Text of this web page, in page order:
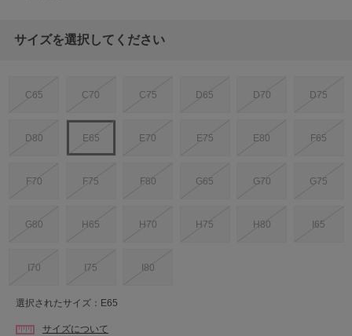
サイズを選択してください
C65 C70 C75 D65 D70 D75
D80 E65 E70 E75 E80 F65
F70 F75 F80 G65 G70 G75
G80 H65 H70 H75 H80 I65
I70 I75 I80
選択されたサイズ：E65
サイズについて